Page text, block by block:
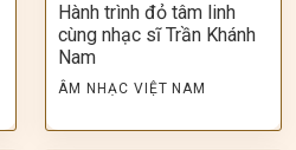
Hành trình đỏ tâm linh
cùng nhạc sĩ Trần Khánh
Nam
ÂM NHẠC VIỆT NAM